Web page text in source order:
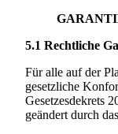
5.1 Rechtliche
Für alle auf der
gesetzliche
Gesetzesdekrets
geändert durch